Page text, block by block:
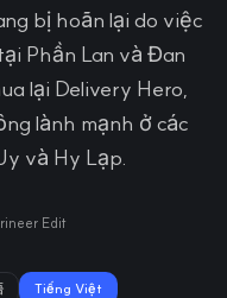
bị hoãn lại do việc
Phần Lan và Đan
lại Delivery Hero,
lành mạnh ở các
và Hy Lạp.
Edit
Tiếng Việt